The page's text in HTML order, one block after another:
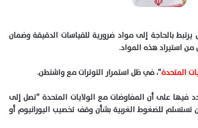
بالحاجة إلى مواد ضرورية للقياسات الدقيقة وضمان
من استيراد هذه المواد.
المتحدة“، في ظل استمرار التوترات مع واشنطن.
فيها على أن المفاوضات مع الولايات المتحدة “تصل إلى
للضغوط الغربية بشأن وقف تخصيب اليورانيوم أو